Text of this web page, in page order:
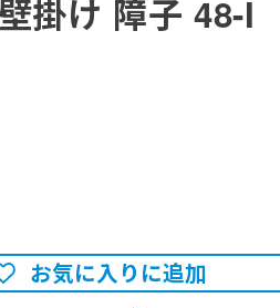
掛け 障子 48-I
お気に入りに追加